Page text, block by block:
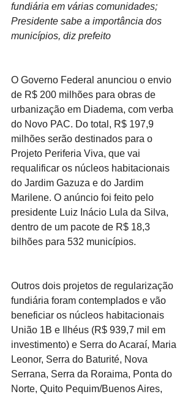
fundiária em várias comunidades;
Presidente sabe a importância dos
municípios, diz prefeito
O Governo Federal anunciou o envio
de R$ 200 milhões para obras de
urbanização em Diadema, com verba
do Novo PAC. Do total, R$ 197,9
milhões serão destinados para o
Projeto Periferia Viva, que vai
requalificar os núcleos habitacionais
do Jardim Gazuza e do Jardim
Marilene. O anúncio foi feito pelo
presidente Luiz Inácio Lula da Silva,
dentro de um pacote de R$ 18,3
bilhões para 532 municípios.
Outros dois projetos de regularização
fundiária foram contemplados e vão
beneficiar os núcleos habitacionais
União 1B e Ilhéus (R$ 939,7 mil em
investimento) e Serra do Acaraí, Maria
Leonor, Serra do Baturité, Nova
Serrana, Serra da Roraima, Ponta do
Norte, Quito Pequim/Buenos Aires,